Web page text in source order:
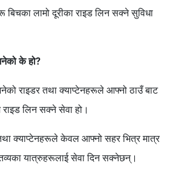
बिचका लामो दूरीका राइड लिन सक्ने सुविधा
के हो?
राइडर तथा क्याप्टेनहरूले आफ्नो ठाउँ बाट
लिन सक्ने सेवा हो।
क्याप्टेनहरूले केवल आफ्नो सहर भित्र मात्र
यात्रुहरूलाई सेवा दिन सक्नेछन्।